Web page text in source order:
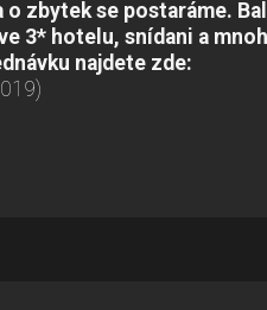
zbytek se postaráme.
3* hotelu, snídani a
najdete zde: